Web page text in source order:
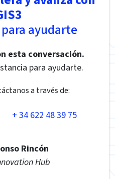
ayudarte
esta conversación.
para ayudarte.
a través de:
+ 34 622 48 39 75
Rincón
Hub